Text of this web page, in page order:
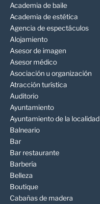
Academia de baile
Academia de estética
Agencia de espectáculos
Alojamiento
Asesor de imagen
Asesor médico
Asociación u organización
Atracción turística
Auditorio
Ayuntamiento
Ayuntamiento de la localidad
Balneario
Bar
Bar restaurante
Barbería
Belleza
Boutique
Cabañas de madera